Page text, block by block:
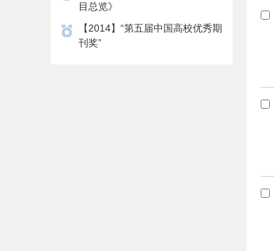
目总览》
【2014】“第五届中国高校优秀期
刊奖”